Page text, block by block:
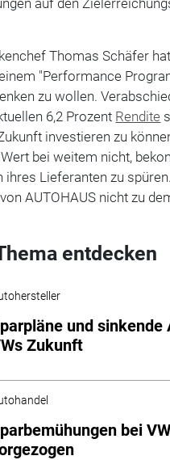
Thomas Schäfer
"Performance
zu wollen.
6,2 Prozent Rendite
investieren zu
bei weitem nicht,
ihres Lieferanten zu
AUTOHAUS nicht zu
entdecken
und sinkende
Zukunft
bei